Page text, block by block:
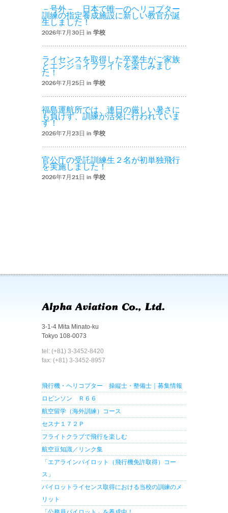
－号外－ 日本で唯一のヘリコプター
訓練の指定養成施設に新しい教官が誕
生しました！
2026年7月30日 in 学校
ライセンスを取得した卒業生がご家族
とエンジョイフライトを楽しみまし
た！
2026年7月25日 in 学校
福島運航所では、連日の厳しい暑さに
も負けず、訓練が活発に行われていま
す！
2026年7月23日 in 学校
官公庁の受託訓練生２名が初単独飛行
を実施しました！
2026年7月21日 in 学校
3-1-4 Mita Minato-ku
Tokyo 108-0073
tel: (+81) 3-3452-8420
fax: (+81) 3-3452-8957
飛行機・ヘリコプター 操縦士・整備士｜募集情報
ロビンソン Ｒ６６
航空留学（海外訓練）コース
セスナ１７２Ｐ
フライトクラブで飛行を楽しむ
航空豆知識／リンク集
「エアラインパイロット（飛行機免許取得）コー
ス」
パイロットライセンス取得における当校の訓練のメ
リット